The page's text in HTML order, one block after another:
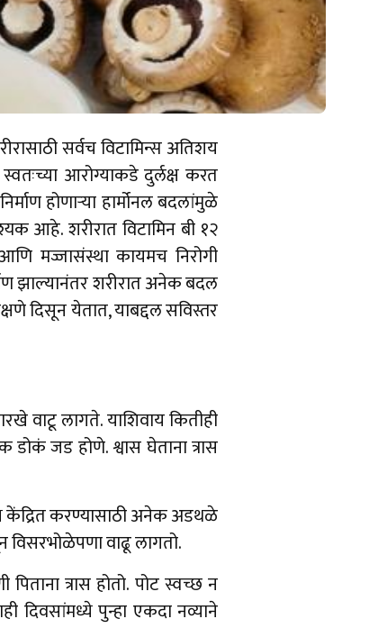
सर्वच विटामिन्स अतिशय
आरोग्याकडे दुर्लक्ष करत
होणाऱ्या हार्मोनल बदलांमुळे
आहे. शरीरात विटामिन बी १२
मज्जासंस्था कायमच निरोगी
झाल्यानंतर शरीरात अनेक बदल
दिसून येतात, याबद्दल सविस्तर
वाटू लागते. याशिवाय कितीही
जड होणे. श्वास घेताना त्रास
केंद्रित करण्यासाठी अनेक अडथळे
विसरभोळेपणा वाढू लागतो.
त्रास होतो. पोट स्वच्छ न
दिवसांमध्ये पुन्हा एकदा नव्याने